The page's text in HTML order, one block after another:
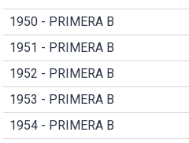
1950 - PRIMERA B
1951 - PRIMERA B
1952 - PRIMERA B
1953 - PRIMERA B
1954 - PRIMERA B